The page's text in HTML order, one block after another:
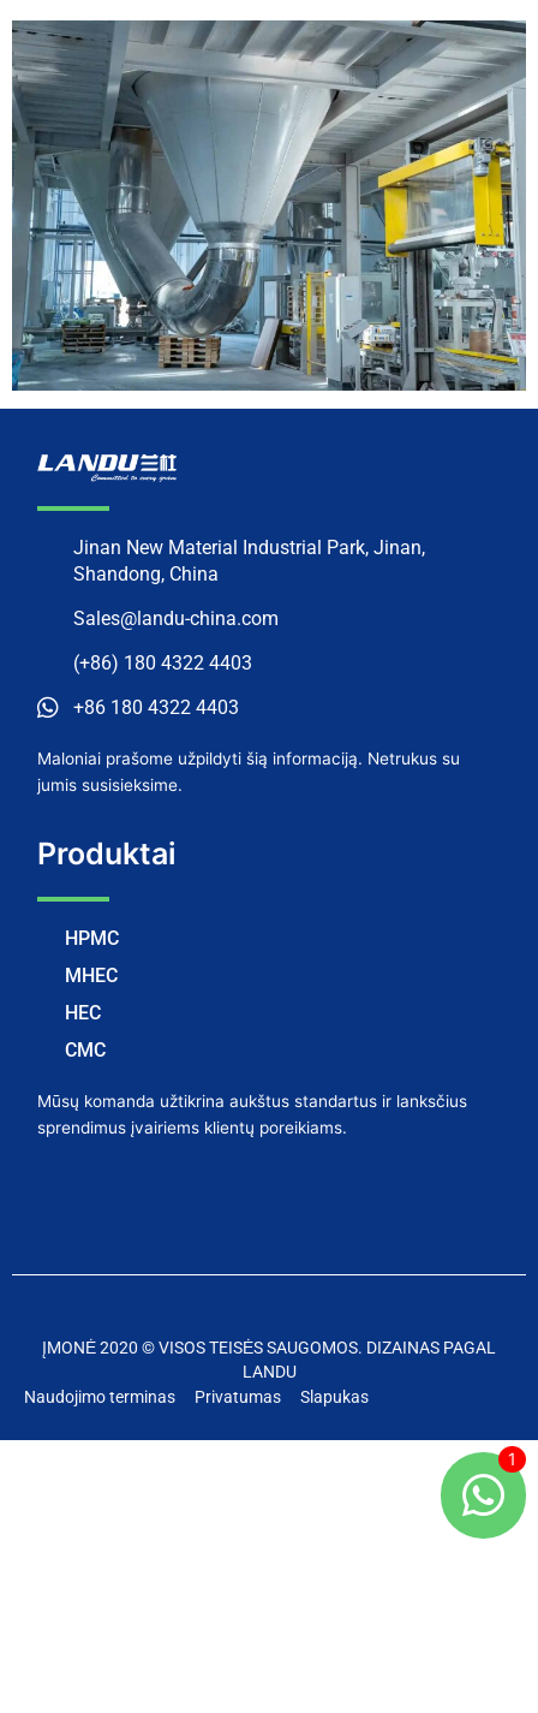
Jinan New Material Industrial Park, Jinan,
Shandong, China
Sales@landu-china.com
(+86) 180 4322 4403
+86 180 4322 4403
Maloniai prašome užpildyti šią informaciją. Netrukus su
jumis susisieksime.
Produktai
HPMC
MHEC
HEC
CMC
Mūsų komanda užtikrina aukštus standartus ir lanksčius
sprendimus įvairiems klientų poreikiams.
ĮMONĖ 2020 © VISOS TEISĖS SAUGOMOS. DIZAINAS PAGAL
LANDU
Naudojimo terminas
Privatumas Slapukas